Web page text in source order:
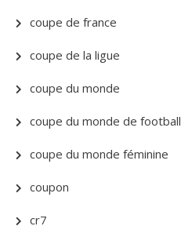
coupe de france
coupe de la ligue
coupe du monde
coupe du monde de football
coupe du monde féminine
coupon
cr7